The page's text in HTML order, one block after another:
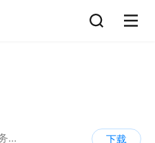
贵港市微妆摄影服务有限公司
下载